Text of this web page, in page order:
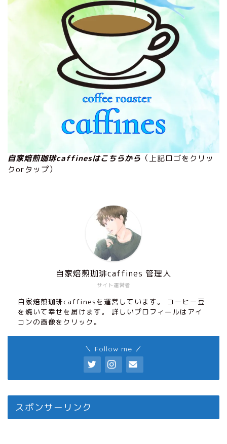
自家焙煎珈琲caffinesはこちらから （上記ロゴをクリッ
クorタップ）
サイト運営者
自家焙煎珈琲caffines 管理人
自家焙煎珈琲caffinesを運営しています。 コーヒー豆
を焼いて幸せを届けます。 詳しいプロフィールはアイ
コンの画像をクリック。
＼ Follow me ／
スポンサーリンク